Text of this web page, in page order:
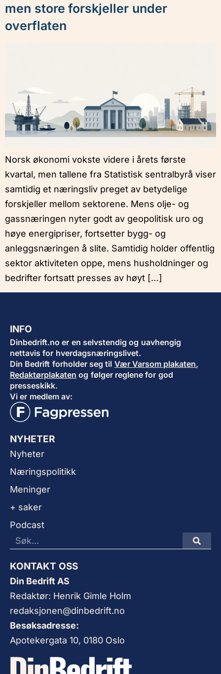
men store forskjeller under
overflaten
Norsk økonomi vokste videre i årets første
kvartal, men tallene fra Statistisk sentralbyrå viser
samtidig et næringsliv preget av betydelige
forskjeller mellom sektorene. Mens olje- og
gassnæringen nyter godt av geopolitisk uro og
høye energipriser, fortsetter bygg- og
anleggsnæringen å slite. Samtidig holder offentlig
sektor aktiviteten oppe, mens husholdninger og
bedrifter fortsatt presses av høyt […]
INFO
Dinbedrift.no er en selvstendig og uavhengig
nettavis for hverdagsnæringslivet.
Din Bedrift forholder seg til Vær Varsom plakaten,
Redaktørplakaten og følger reglene for god
presseskikk.
Vi er medlem av:
NYHETER
Nyheter
Næringspolitikk
Meninger
+ saker
Podcast
KONTAKT OSS
Din Bedrift AS
Redaktør: Henrik Gimle Holm
redaksjonen@dinbedrift.no
Besøksadresse:
Apotekergata 10, 0180 Oslo